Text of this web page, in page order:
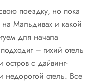
поездку, но пока
на Мальдивах и какой
для начала
– тихий отель
остров с дайвинг-
недорогой отель. Все